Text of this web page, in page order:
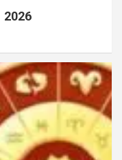
2026